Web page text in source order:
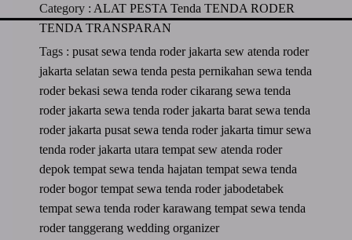
Category : ALAT PESTATendaTENDA RODER
TENDA TRANSPARAN
Tags : pusat sewa tenda roder jakartasew atenda roder
jakarta selatansewa tenda pesta pernikahansewa tenda
roder bekasisewa tenda roder cikarangsewa tenda
roder jakartasewa tenda roder jakarta baratsewa tenda
roder jakarta pusatsewa tenda roder jakarta timursewa
tenda roder jakarta utaratempat sew atenda roder
depoktempat sewa tenda hajatantempat sewa tenda
roder bogortempat sewa tenda roder jabodetabek
tempat sewa tenda roder karawangtempat sewa tenda
roder tanggerangwedding organizer